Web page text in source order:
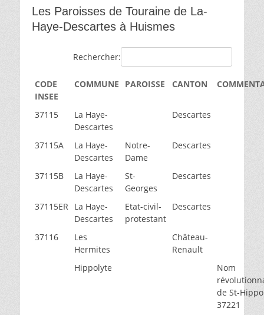
Les Paroisses de Touraine de La-
Haye-Descartes à Huismes
Rechercher:
CODE
INSEE
COMMUNE PAROISSE CANTON
37115
La Haye-
Descartes
Descartes
37115A
La Haye-
Descartes
Notre-
Dame
Descartes
37115B
La Haye-
Descartes
St-
Georges
Descartes
37115ER La Haye-
Descartes
Etat-civil-
protestant
Descartes
37116
Les
Hermites
Château-
Renault
Hippolyte
Nom
de St-
37221